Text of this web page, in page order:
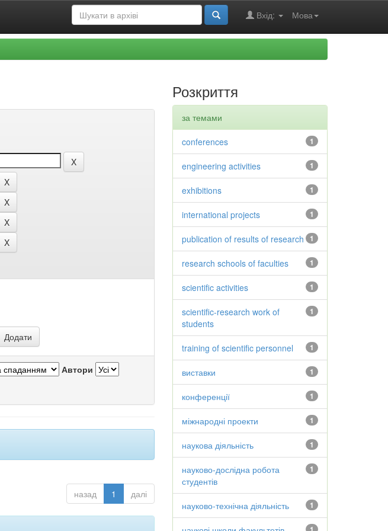
Мова
Вхід:
Автори
назад 1 далі
Розкриття
за темами
1
conferences
1
engineering activities
1
exhibitions
1
international projects
1
publication of results of research
1
research schools of faculties
1
scientific activities
1
scientific-research work of
students
1
training of scientific personnel
1
виставки
1
конференції
1
міжнародні проекти
1
наукова діяльність
1
науково-дослідна робота
студентів
1
науково-технічна діяльність